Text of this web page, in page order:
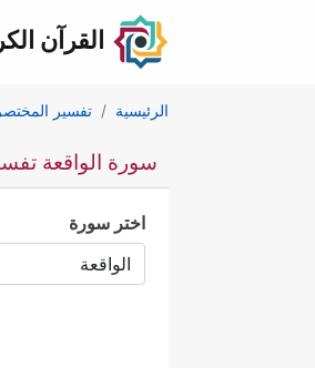
القرآن
الرئيسية تفسير المختصر
سورة الواقعة
اختر سورة